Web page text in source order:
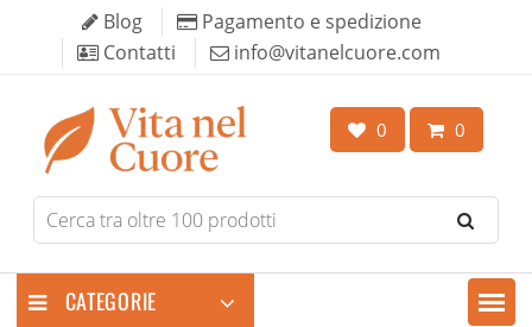
content
Blog
Pagamento e spedizione
Contatti
info@vitanelcuore.com
0 0
Search
for
CATEGORIE